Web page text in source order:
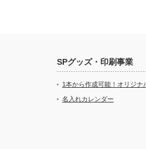
SPグッズ・印刷事業
1本から作成可能！オリジナ
名入れカレンダー